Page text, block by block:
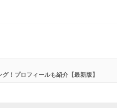
！プロフィールも紹介【最新版】